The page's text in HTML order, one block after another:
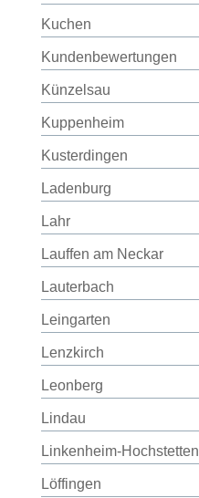
Kuchen
Kundenbewertungen
Künzelsau
Kuppenheim
Kusterdingen
Ladenburg
Lahr
Lauffen am Neckar
Lauterbach
Leingarten
Lenzkirch
Leonberg
Lindau
Linkenheim-Hochstetten
Löffingen